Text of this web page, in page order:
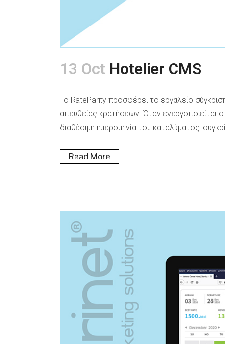
13 Oct Hotelier CMS
Το RateParity προσφέρει το εργαλείο
απευθείας κρατήσεων. Όταν ενεργοποιείται
διαθέσιμη ημερομηνία του καταλύματος,
Read More